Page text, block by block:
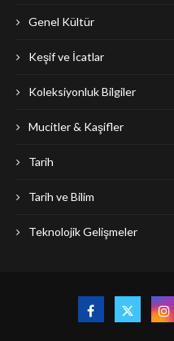
Genel Kültür
Keşif ve İcatlar
Koleksiyonluk Bilgiler
Mucitler & Kaşifler
Tarih
Tarih ve Bilim
Teknolojik Gelişmeler